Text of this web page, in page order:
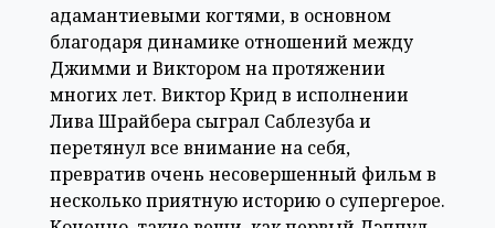
адамантиевыми когтями, в основном
благодаря динамике отношений между
Джимми и Виктором на протяжении
многих лет. Виктор Крид в исполнении
Лива Шрайбера сыграл Саблезуба и
перетянул все внимание на себя,
превратив очень несовершенный фильм в
несколько приятную историю о супергерое.